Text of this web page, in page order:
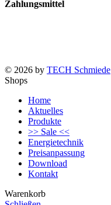
Zahlungsmittel
© 2026 by TECH Schmiede
Shops
Home
Aktuelles
Produkte
>> Sale <<
Energietechnik
Preisanpassung
Download
Kontakt
Warenkorb